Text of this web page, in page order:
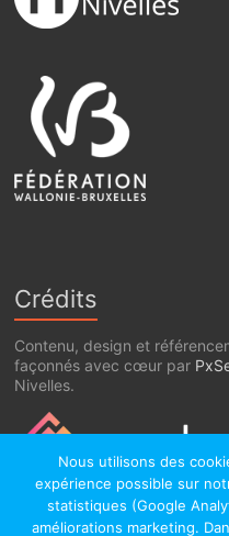
Crédits
Contenu, design et
façonnés avec cœur par
Nivelles.
Nous utilisons des
expérience possible sur
statistiques (Google
améliorations marketing.